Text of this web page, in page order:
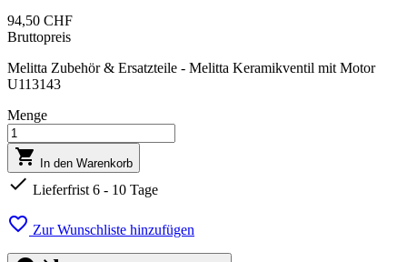
94,50 CHF
Bruttopreis
Melitta Zubehör & Ersatzteile - Melitta Keramikventil mit Motor
U113143
Menge
 In den Warenkorb
 Lieferfrist 6 - 10 Tage
 Zur Wunschliste hinzufügen